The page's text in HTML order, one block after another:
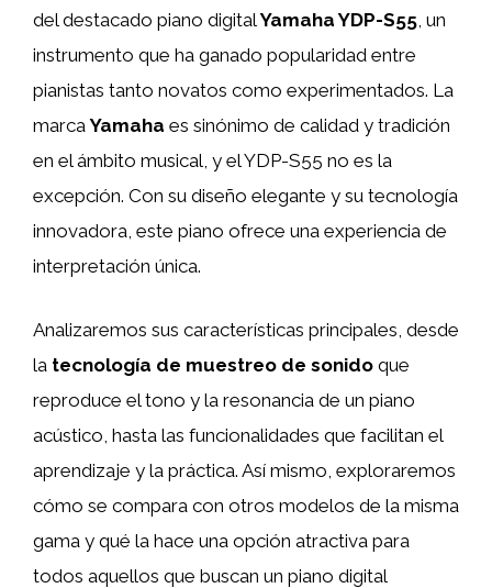
del destacado piano digitalYamaha YDP-S55, un
instrumento que ha ganado popularidad entre
pianistas tanto novatos como experimentados. La
marcaYamaha es sinónimo de calidad y tradición
en el ámbito musical, y el YDP-S55 no es la
excepción. Con su diseño elegante y su tecnología
innovadora, este piano ofrece una experiencia de
interpretación única.
Analizaremos sus características principales, desde
la tecnología de muestreo de sonido que
reproduce el tono y la resonancia de un piano
acústico, hasta las funcionalidades que facilitan el
aprendizaje y la práctica. Así mismo, exploraremos
cómo se compara con otros modelos de la misma
gama y qué la hace una opción atractiva para
todos aquellos que buscan un piano digital